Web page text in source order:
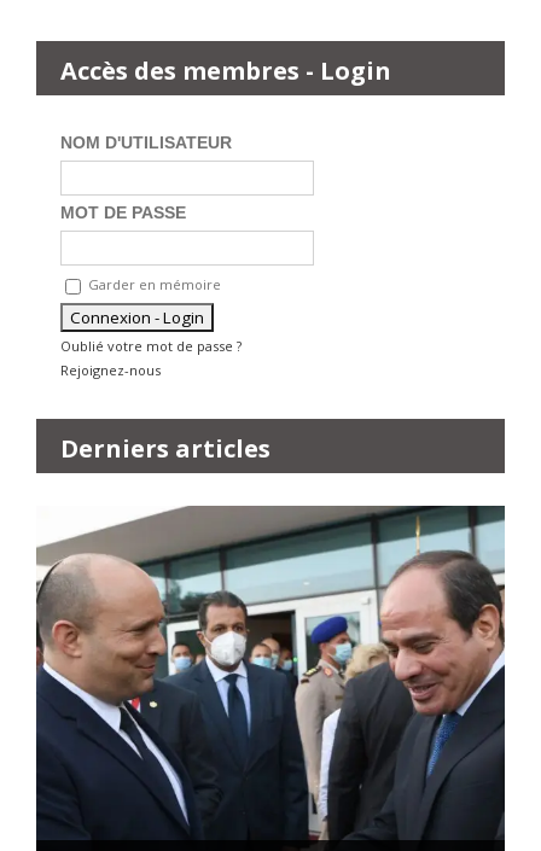
Accès des membres - Login
NOM D'UTILISATEUR
MOT DE PASSE
Garder en mémoire
Oublié votre mot de passe ?
Rejoignez-nous
Derniers articles